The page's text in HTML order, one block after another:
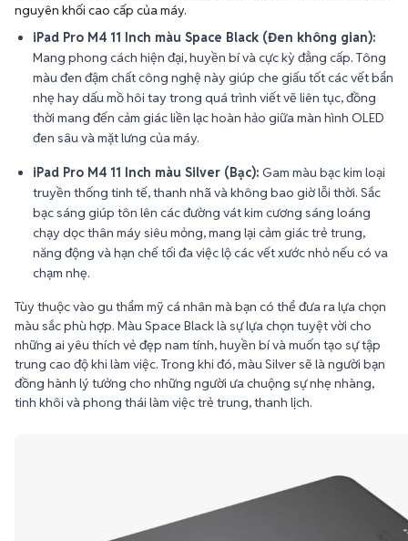
nguyên khối cao cấp của máy.
iPad Pro M4 11 Inch màu Space Black (Đen không gian):
Mang phong cách hiện đại, huyền bí và cực kỳ đẳng cấp. Tông
màu đen đậm chất công nghệ này giúp che giấu tốt các vết bẩn
nhẹ hay dấu mồ hôi tay trong quá trình viết vẽ liên tục, đồng
thời mang đến cảm giác liền lạc hoàn hảo giữa màn hình OLED
đen sâu và mặt lưng của máy.
iPad Pro M4 11 Inch màu Silver (Bạc): Gam màu bạc kim loại
truyền thống tinh tế, thanh nhã và không bao giờ lỗi thời. Sắc
bạc sáng giúp tôn lên các đường vát kim cương sáng loáng
chạy dọc thân máy siêu mỏng, mang lại cảm giác trẻ trung,
năng động và hạn chế tối đa việc lộ các vết xước nhỏ nếu có va
chạm nhẹ.
Tùy thuộc vào gu thẩm mỹ cá nhân mà bạn có thể đưa ra lựa chọn
màu sắc phù hợp. Màu Space Black là sự lựa chọn tuyệt vời cho
những ai yêu thích vẻ đẹp nam tính, huyền bí và muốn tạo sự tập
trung cao độ khi làm việc. Trong khi đó, màu Silver sẽ là người bạn
đồng hành lý tưởng cho những người ưa chuộng sự nhẹ nhàng,
tinh khôi và phong thái làm việc trẻ trung, thanh lịch.